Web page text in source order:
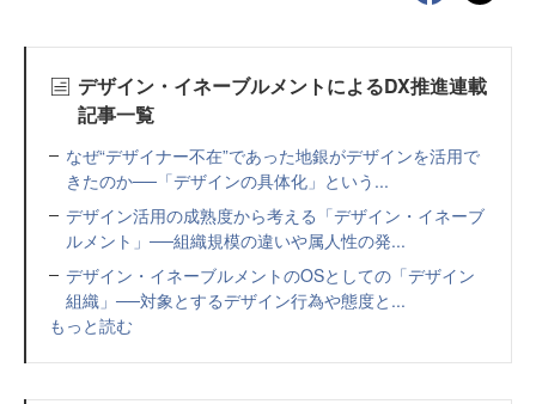
デザイン・イネーブルメントによるDX推進連載
記事一覧
なぜ“デザイナー不在”であった地銀がデザインを活用で
きたのか──「デザインの具体化」という...
デザイン活用の成熟度から考える「デザイン・イネーブ
ルメント」──組織規模の違いや属人性の発...
デザイン・イネーブルメントのOSとしての「デザイン
組織」──対象とするデザイン行為や態度と...
もっと読む